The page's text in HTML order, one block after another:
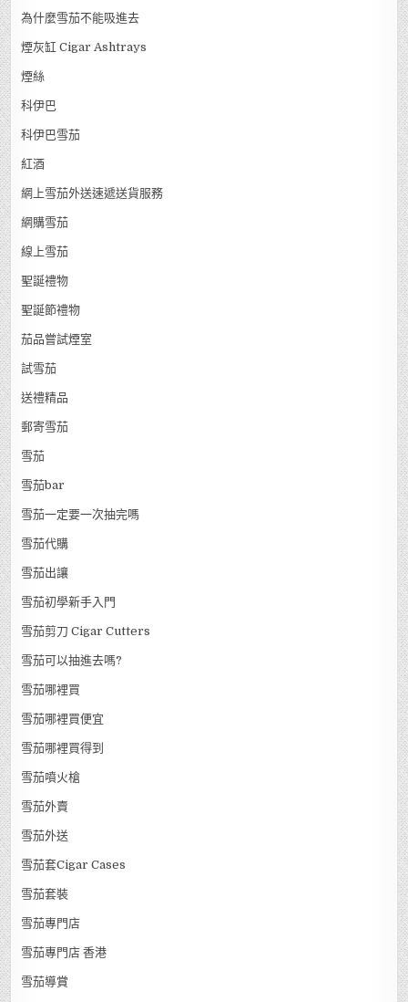
為什麼雪茄不能吸進去
煙灰缸 Cigar Ashtrays
煙絲
科伊巴
科伊巴雪茄
紅酒
網上雪茄外送速遞送貨服務
網購雪茄
線上雪茄
聖誕禮物
聖誕節禮物
茄品嘗試煙室
試雪茄
送禮精品
郵寄雪茄
雪茄
雪茄bar
雪茄一定要一次抽完嗎
雪茄代購
雪茄出讓
雪茄初學新手入門
雪茄剪刀 Cigar Cutters
雪茄可以抽進去嗎?
雪茄哪裡買
雪茄哪裡買便宜
雪茄哪裡買得到
雪茄噴火槍
雪茄外賣
雪茄外送
雪茄套Cigar Cases
雪茄套裝
雪茄專門店
雪茄專門店 香港
雪茄導賞